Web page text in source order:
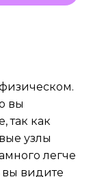
вы
так как
узлы
легче
видите